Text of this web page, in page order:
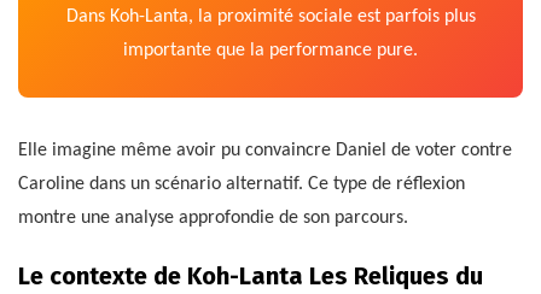
Dans Koh-Lanta, la proximité sociale est parfois plus
importante que la performance pure.
Elle imagine même avoir pu convaincre Daniel de voter contre
Caroline dans un scénario alternatif. Ce type de réflexion
montre une analyse approfondie de son parcours.
Le contexte de Koh-Lanta Les Reliques du